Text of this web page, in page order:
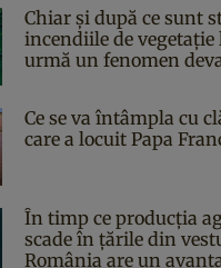
Chiar și după ce sunt
incendiile de vegetație
urmă un fenomen
Ce se va întâmpla cu
care a locuit Papa
În timp ce producția
scade în țările din
România are un